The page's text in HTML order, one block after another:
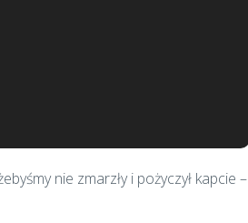
nie zmarzły i pożyczył kapcie –